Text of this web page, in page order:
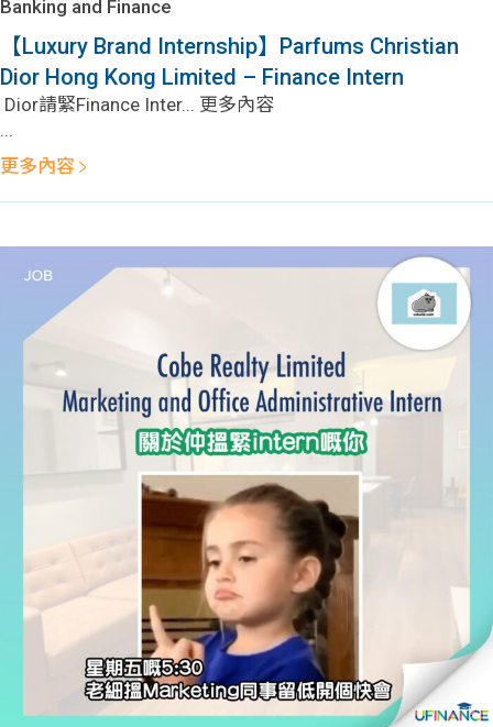
Banking and Finance
【Luxury Brand Internship】Parfums Christian
Dior Hong Kong Limited – Finance Intern
Dior請緊Finance Inter... 更多內容
...
更多內容